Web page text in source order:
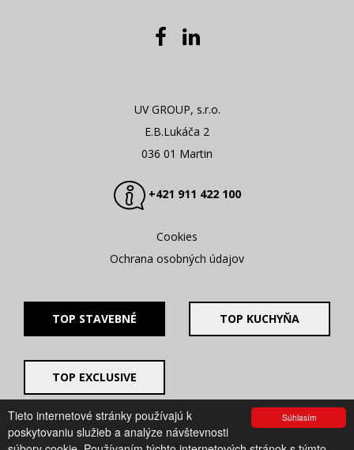
Súhlasím
Tieto internetové stránky používajú k
poskytovaniu služieb a analýze návštevnosti
UV GROUP, s.r.o.
E.B.Lukáča 2
036 01 Martin
+421 911 422 100
Cookies
Ochrana osobných údajov
TOP STAVEBNÉ TOP KUCHYŇA
TOP EXCLUSIVE
© 2008 - 2026. UV GROUP s.r.o. |
Created by CTS Europe
s.r.o.